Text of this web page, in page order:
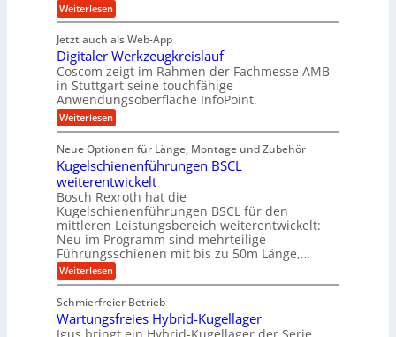
t
i
e
b
e
f
ü
r
r
a
u
e
U
m
g
e
b
u
n
f
t
r
a
g
s
e
i
g
a
n
g
e
n
i
g
e
r
S
t
e
l
l
e
n
e
n
e
t
r
i
e
b
e
f
r
p
r
ä
z
i
s
e
H
u
b
e
w
e
Weiterlesen:
P
ä
z
i
s
i
o
n
f
r
A
u
t
o
m
o
t
i
v
e
n
d
M
Jetzt auch als Web-App
Digitaler Werkzeugkreislauf
Coscom zeigt im Rahmen der Fachmesse AMB
in Stuttgart seine touchfähige
Anwendungsoberfläche InfoPoint.
Weiterlesen:
D
g
i
t
a
l
e
r
W
e
r
k
z
e
u
g
Neue Optionen für Länge, Montage und Zubehör
Kugelschienenführungen BSCL
weiterentwickelt
Bosch Rexroth hat die
Kugelschienenführungen BSCL für den
mittleren Leistungsbereich weiterentwickelt:
Neu im Programm sind mehrteilige
Führungsschienen mit bis zu 50m Länge,…
Weiterlesen:
K
g
e
l
Schmierfreier Betrieb
Wartungsfreies Hybrid-Kugellager